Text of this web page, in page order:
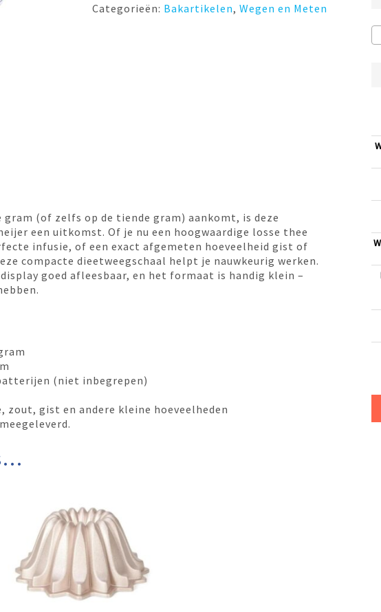
Categorieën: Bakartikelen,Wegen en Meten
gram (of zelfs op de tiende gram) aankomt, is deze
een uitkomst. Of je nu een hoogwaardige losse thee
infusie, of een exact afgemeten hoeveelheid gist of
compacte dieetweegschaal helpt je nauwkeurig werken.
goed afleesbaar, en het formaat is handig klein –
(niet inbegrepen)
zout, gist en andere kleine hoeveelheden